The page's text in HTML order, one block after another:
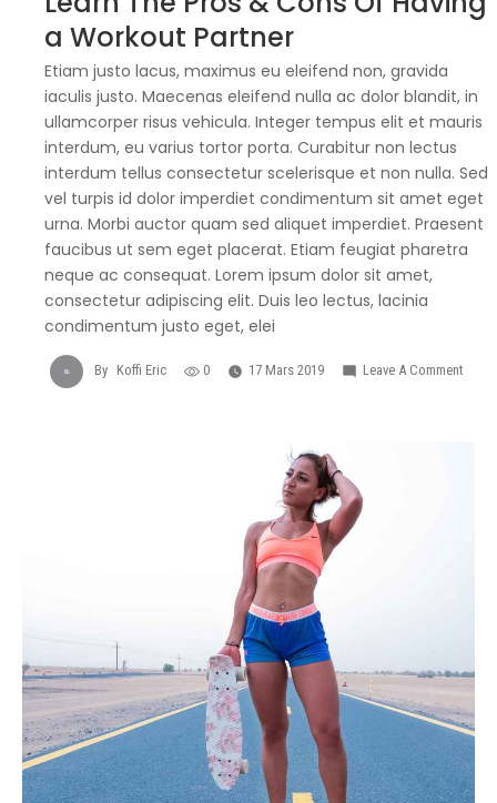
a Workout Partner
Etiam justo lacus, maximus eu eleifend non, gravida
iaculis justo. Maecenas eleifend nulla ac dolor blandit, in
ullamcorper risus vehicula. Integer tempus elit et mauris
interdum, eu varius tortor porta. Curabitur non lectus
interdum tellus consectetur scelerisque et non nulla. Sed
vel turpis id dolor imperdiet condimentum sit amet eget
urna. Morbi auctor quam sed aliquet imperdiet. Praesent
faucibus ut sem eget placerat. Etiam feugiat pharetra
neque ac consequat. Lorem ipsum dolor sit amet,
consectetur adipiscing elit. Duis leo lectus, lacinia
condimentum justo eget, elei
By Koffi Eric 0 17 Mars 2019 Leave A CommentOn